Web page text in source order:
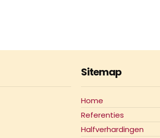
Sitemap
Home
Referenties
Halfverhardingen